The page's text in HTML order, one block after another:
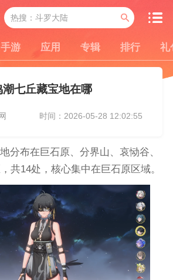
手游 应用 专辑 排行 礼
潮七丘藏宝地在哪
时间：2026-05-28 12:02:55
分布在巨石原、分界山、哀恸谷、
共14处，核心集中在巨石原区域。